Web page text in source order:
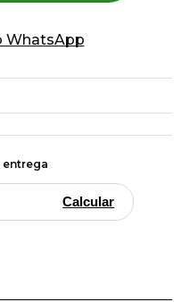
WhatsApp
entrega
Calcular